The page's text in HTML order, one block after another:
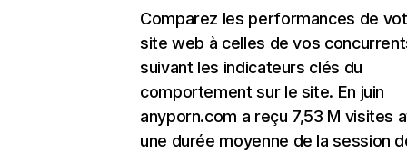
Comparez les performances de
site web à celles de vos
suivant les indicateurs clés du
comportement sur le site. En juin
anyporn.com a reçu 7,53 M visites
une durée moyenne de la session